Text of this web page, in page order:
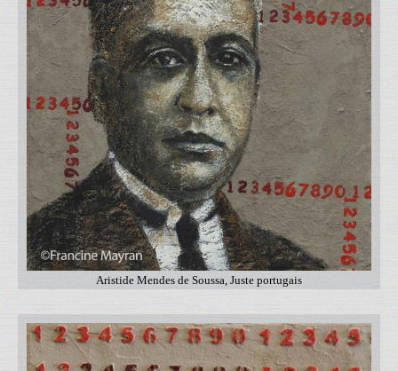
Aristide Mendes de Soussa, Juste portugais